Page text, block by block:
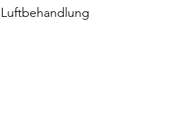
Luftbehandlung